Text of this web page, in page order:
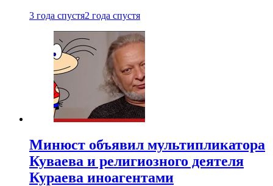
3 года спустя2 года спустя
Минюст объявил мультипликатора
Куваева и религиозного деятеля
Кураева иноагентами